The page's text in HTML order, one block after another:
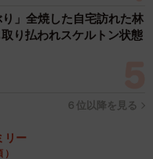
り」全焼した自宅訪れた林
り払われスケルトン状態
６位以降を見る
リー